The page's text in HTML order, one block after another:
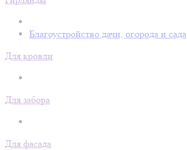
Благоустройство дачи, огорода и сада
Для кровли
Для забора
Для фасада